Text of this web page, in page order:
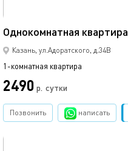
Однокомнатная квартира
Казань, ул.Адоратского, д.34В
1-комнатная квартира
2490 р. сутки
Позвонить написать